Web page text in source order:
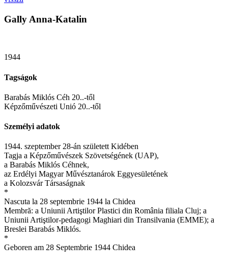
Gally Anna-Katalin
1944
Tagságok
Barabás Miklós Céh 20..-től
Képzőművészeti Unió 20..-től
Személyi adatok
1944. szeptember 28-án született Kidében
Tagja a Képzőművészek Szövetségének (UAP),
a Barabás Miklós Céhnek,
az Erdélyi Magyar Művésztanárok Eggyesületének
a Kolozsvár Társaságnak
*
Nascuta la 28 septembrie 1944 la Chidea
Membră: a Uniunii Artiştilor Plastici din România filiala Cluj; a
Uniunii Artiştilor-pedagogi Maghiari din Transilvania (EMME); a
Breslei Barabás Miklós.
*
Geboren am 28 Septembrie 1944 Chidea